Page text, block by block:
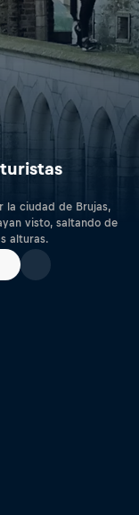
la ciudad de Brujas,
visto, saltando de
alturas.